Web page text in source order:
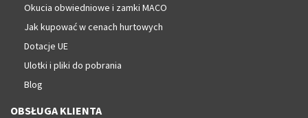
Okucia obwiedniowe i zamki MACO
Jak kupować w cenach hurtowych
Dotacje UE
Ulotki i pliki do pobrania
Blog
OBSŁUGA KLIENTA